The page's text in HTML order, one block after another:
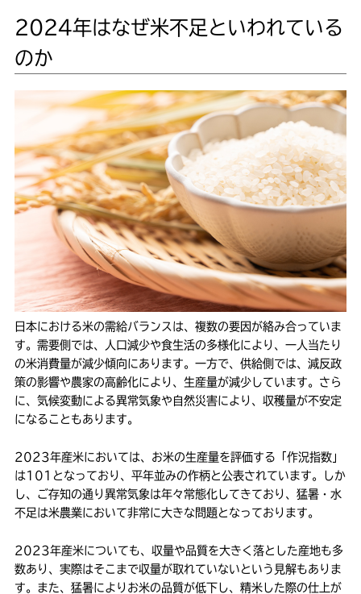
2024年はなぜ米不足といわれている
のか
日本における米の需給バランスは、複数の要因が絡み合っていま
す。需要側では、人口減少や食生活の多様化により、一人当たり
の米消費量が減少傾向にあります。一方で、供給側では、減反政
策の影響や農家の高齢化により、生産量が減少しています。さら
に、気候変動による異常気象や自然災害により、収穫量が不安定
になることもあります。
2023年産米においては、お米の生産量を評価する「作況指数」
は101となっており、平年並みの作柄と公表されています。しか
し、ご存知の通り異常気象は年々常態化してきており、猛暑・水
不足は米農業において非常に大きな問題となっております。
2023年産米についても、収量や品質を大きく落とした産地も多
数あり、実際はそこまで収量が取れていないという見解もありま
す。また、猛暑によりお米の品質が低下し、精米した際の仕上が